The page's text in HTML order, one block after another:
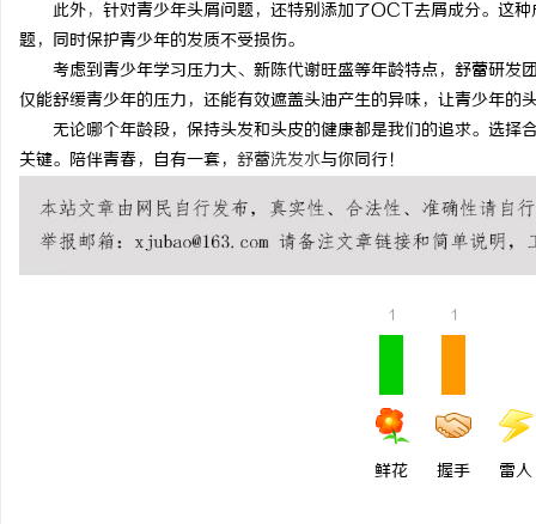
此外， 针对青少年头屑问题，还特别添加了OCT去屑成分。这
题，同时保护青少年的发质不受损伤。
考虑到青少年学习压力大、新陈代谢旺盛等年龄特点，舒蕾研
仅能舒缓青少年的压力，还能有效遮盖头油产生的异味，让青少年的
无论哪个年龄段，保持头发和头皮的健康都是我们的追求。选
关键。陪伴青春，自有一套， 舒蕾洗发水与你同行！
1
鲜花
1
握手 雷人
商标购买：即买即用，